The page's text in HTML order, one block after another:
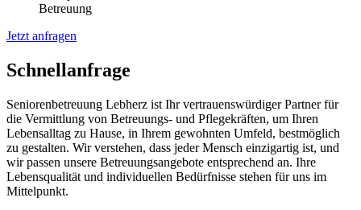
Betreuung
Jetzt anfragen
Schnell­anfrage
Seniorenbetreuung Lebherz ist Ihr vertrauenswürdiger Partner für
die Vermittlung von Betreuungs- und Pflegekräften, um Ihren
Lebensalltag zu Hause, in Ihrem gewohnten Umfeld, bestmöglich
zu gestalten. Wir verstehen, dass jeder Mensch einzigartig ist, und
wir passen unsere Betreuungsangebote entsprechend an. Ihre
Lebensqualität und individuellen Bedürfnisse stehen für uns im
Mittelpunkt.